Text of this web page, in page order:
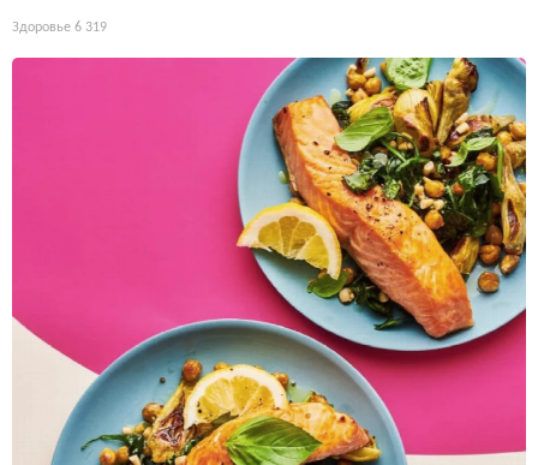
Здоровье 6 319